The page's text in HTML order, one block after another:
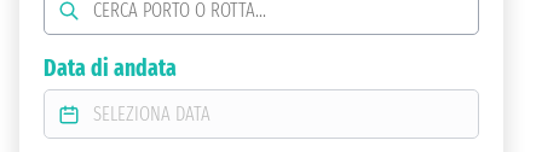
Data di andata